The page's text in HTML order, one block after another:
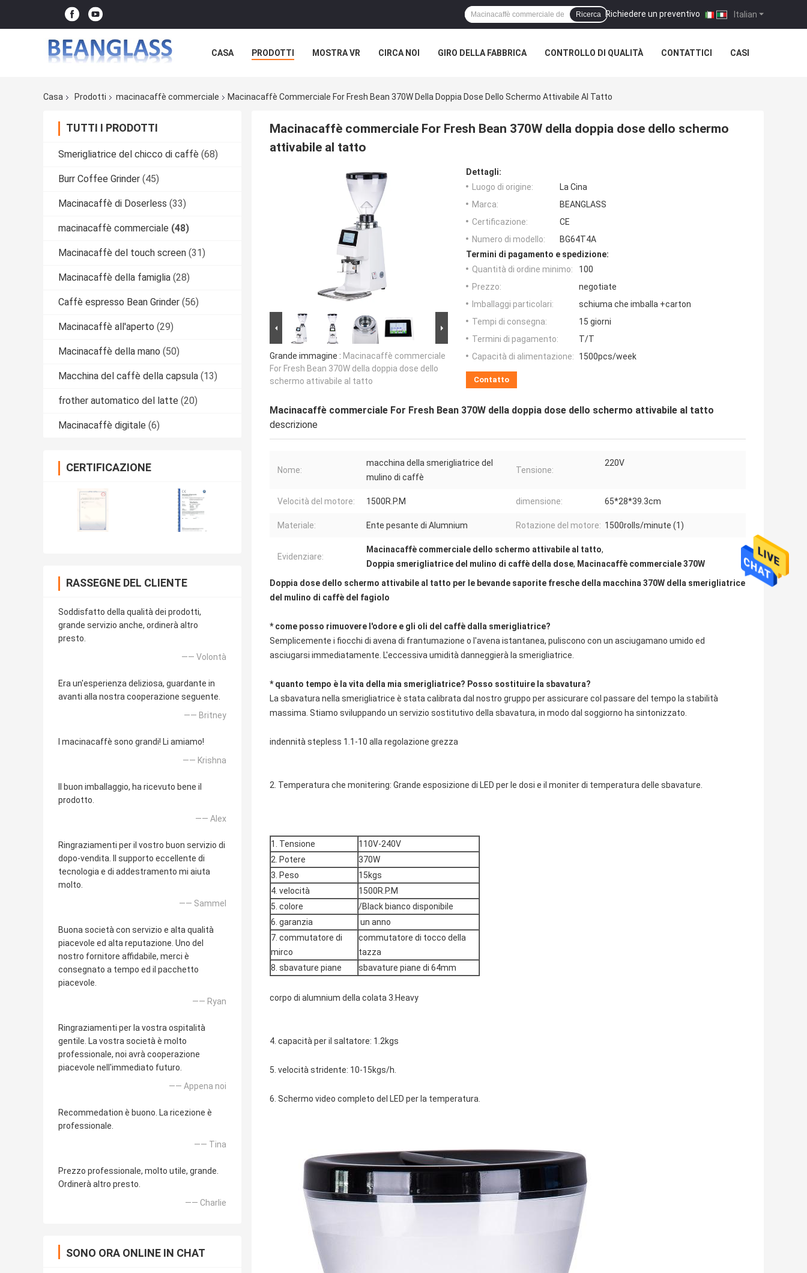
Italian
Richiedere un preventivo |
Ricerca
CASA PRODOTTI MOSTRA VR CIRCA NOI GIRO DELLA FABBRICA CONTROLLO DI QUALITÀ CONTATTICI CASI
Casa Prodotti macinacaffè commerciale Macinacaffè Commerciale For Fresh Bean 370W Della Doppia Dose Dello Schermo Attivabile Al Tatto
TUTTI I PRODOTTI
Smerigliatrice del chicco di caffè (68)
Burr Coffee Grinder (45)
Macinacaffè di Doserless (33)
macinacaffè commerciale (48)
Macinacaffè del touch screen (31)
Macinacaffè della famiglia (28)
Caffè espresso Bean Grinder (56)
Macinacaffè all'aperto (29)
Macinacaffè della mano (50)
Macchina del caffè della capsula (13)
frother automatico del latte (20)
Macinacaffè digitale (6)
CERTIFICAZIONE
RASSEGNE DEL CLIENTE
Soddisfatto della qualità dei prodotti,
grande servizio anche, ordinerà altro
presto.
—— Volontà
Era un'esperienza deliziosa, guardante in
avanti alla nostra cooperazione seguente.
—— Britney
I macinacaffè sono grandi! Li amiamo!
—— Krishna
Il buon imballaggio, ha ricevuto bene il
prodotto.
—— Alex
Ringraziamenti per il vostro buon servizio di
dopo-vendita. Il supporto eccellente di
tecnologia e di addestramento mi aiuta
molto.
—— Sammel
Buona società con servizio e alta qualità
piacevole ed alta reputazione. Uno del
nostro fornitore affidabile, merci è
consegnato a tempo ed il pacchetto
piacevole.
—— Ryan
Ringraziamenti per la vostra ospitalità
gentile. La vostra società è molto
professionale, noi avrà cooperazione
piacevole nell'immediato futuro.
—— Appena noi
Recommedation è buono. La ricezione è
professionale.
—— Tina
Prezzo professionale, molto utile, grande.
Ordinerà altro presto.
—— Charlie
SONO ORA ONLINE IN CHAT
Macinacaffè commerciale For Fresh Bean 370W della doppia dose dello schermo
attivabile al tatto
Grande immagine : Macinacaffè commerciale
For Fresh Bean 370W della doppia dose dello
schermo attivabile al tatto
Dettagli:
Luogo di origine:
La Cina
Marca:
BEANGLASS
Certificazione:
CE
Numero di modello:
BG64T4A
Termini di pagamento e spedizione:
Quantità di ordine minimo:
100
Prezzo:
negotiate
Imballaggi particolari:
schiuma che imballa +carton
Tempi di consegna:
15 giorni
Termini di pagamento:
T/T
Capacità di alimentazione:
1500pcs/week
Contatto
Macinacaffè commerciale For Fresh Bean 370W della doppia dose dello schermo attivabile al tatto
descrizione
Nome:
macchina della smerigliatrice del
mulino di caffè
Tensione:
220V
Velocità del motore: 1500R.P.M dimensione: 65*28*39.3cm
Materiale: Ente pesante di Alumnium Rotazione del motore: 1500rolls/minute (1)
Evidenziare:
Macinacaffè commerciale dello schermo attivabile al tatto,
Doppia smerigliatrice del mulino di caffè della dose, Macinacaffè commerciale 370W
Doppia dose dello schermo attivabile al tatto per le bevande saporite fresche della macchina 370W della smerigliatrice
del mulino di caffè del fagiolo
* come posso rimuovere l'odore e gli oli del caffè dalla smerigliatrice?
Semplicemente i fiocchi di avena di frantumazione o l'avena istantanea, puliscono con un asciugamano umido ed
asciugarsi immediatamente. L'eccessiva umidità danneggierà la smerigliatrice.
* quanto tempo è la vita della mia smerigliatrice? Posso sostituire la sbavatura?
La sbavatura nella smerigliatrice è stata calibrata dal nostro gruppo per assicurare col passare del tempo la stabilità
massima. Stiamo sviluppando un servizio sostitutivo della sbavatura, in modo dal soggiorno ha sintonizzato.
indennità stepless 1.1-10 alla regolazione grezza
2. Temperatura che monitering: Grande esposizione di LED per le dosi e il moniter di temperatura delle sbavature.
1. Tensione
110V-240V
2. Potere
370W
3. Peso
15kgs
4. velocità
1500R.P.M
5. colore
/Black bianco disponibile
6. garanzia
un anno
7. commutatore di
mirco
commutatore di tocco della
tazza
8. sbavature piane
sbavature piane di 64mm
corpo di alumnium della colata 3.Heavy
4. capacità per il saltatore: 1.2kgs
5. velocità stridente: 10-15kgs/h.
6. Schermo video completo del LED per la temperatura.